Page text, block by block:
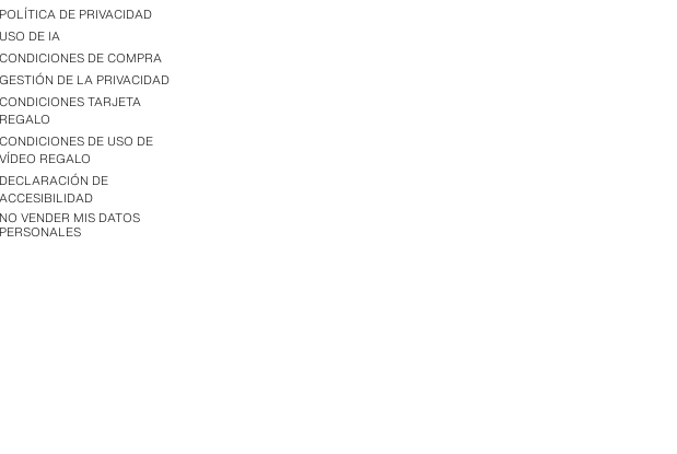
POLÍTICA DE PRIVACIDAD
USO DE IA
CONDICIONES DE COMPRA
GESTIÓN DE LA PRIVACIDAD
CONDICIONES TARJETA
REGALO
CONDICIONES DE USO DE
VÍDEO REGALO
DECLARACIÓN DE
ACCESIBILIDAD
NO VENDER MIS DATOS
PERSONALES